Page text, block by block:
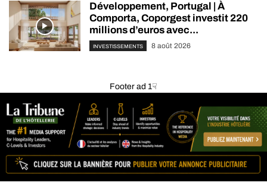
Développement, Portugal | À
Comporta, Coporgest investit 220
millions d’euros avec...
INVESTISSEMENTS 8 août 2026
Footer ad 1☟